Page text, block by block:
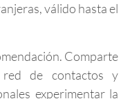
válido hasta el
Comparte
de contactos y
experimentar la